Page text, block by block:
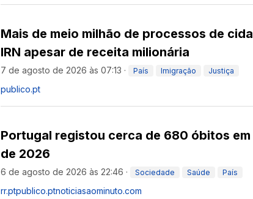
Mais de meio milhão de processos de
IRN apesar de receita milionária
7 de agosto de 2026 às 07:13 · País Imigração Justiça
publico.pt
Portugal registou cerca de 680 óbitos
de 2026
6 de agosto de 2026 às 22:46 · Sociedade Saúde País
rr.ptpublico.ptnoticiasaominuto.com